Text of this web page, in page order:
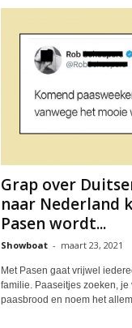
Grap over
naar Nederland
Pasen wordt...
Showboat - maart 23, 2021
Met Pasen gaat vrijwel
familie. Paaseitjes zoeken, je
paasbrood en noem het